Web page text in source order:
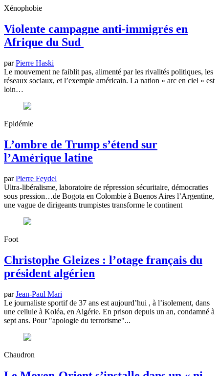
Xénophobie
Violente campagne anti-immigrés en
Afrique du Sud
parPierre Haski
Le mouvement ne faiblit pas, alimenté par les rivalités politiques, les
réseaux sociaux, et l’exemple américain. La nation « arc en ciel » est
loin…
Epidémie
L’ombre de Trump s’étend sur
l’Amérique latine
parPierre Feydel
Ultra‑libéralisme, laboratoire de répression sécuritaire, démocraties
sous pression…de Bogota en Colombie à Buenos Aires l’Argentine,
une vague de dirigeants trumpistes transforme le continent
Foot
Christophe Gleizes : l’otage français du
président algérien
parJean-Paul Mari
Le journaliste sportif de 37 ans est aujourd’hui , à l’isolement, dans
une cellule à Koléa, en Algérie. En prison depuis un an, condamné à
sept ans. Pour "apologie du terrorisme"...
Chaudron